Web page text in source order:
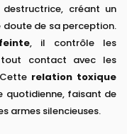
créant un
doute de sa perception.
, il contrôle les
tout contact avec les
relation toxique
quotidienne, faisant de
armes silencieuses.